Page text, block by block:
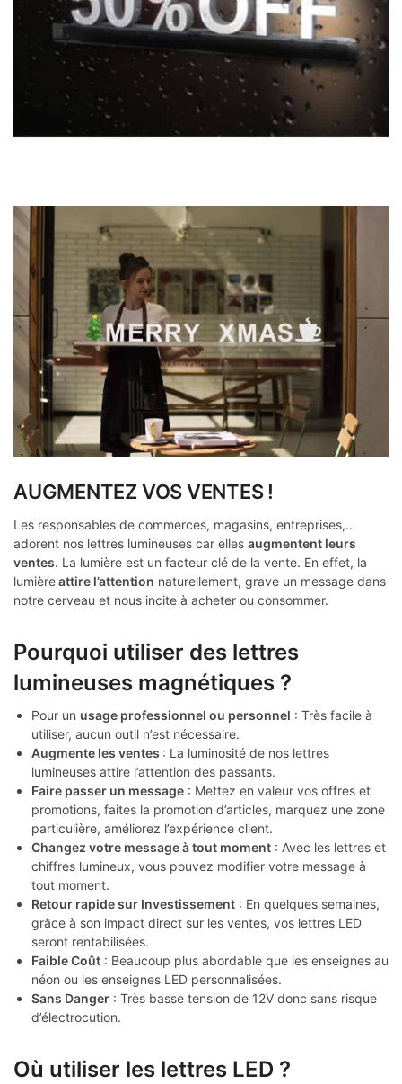
AUGMENTEZ VOS VENTES !
Les responsables de commerces, magasins, entreprises,…
adorent nos lettres lumineuses car elles augmentent leurs
ventes. La lumière est un facteur clé de la vente. En effet, la
lumièreattire l’attention naturellement, grave un message dans
notre cerveau et nous incite à acheter ou consommer.
Pourquoi utiliser des lettres
lumineuses magnétiques ?
Pour un usage professionnel ou personnel : Très facile à
utiliser, aucun outil n’est nécessaire.
Augmente les ventes : La luminosité de nos lettres
lumineuses attire l’attention des passants.
Faire passer un message : Mettez en valeur vos offres et
promotions, faites la promotion d’articles, marquez une zone
particulière, améliorez l’expérience client.
Changez votre message à tout moment : Avec les lettres et
chiffres lumineux, vous pouvez modifier votre message à
tout moment.
Retour rapide sur Investissement : En quelques semaines,
grâce à son impact direct sur les ventes, vos lettres LED
seront rentabilisées.
Faible Coût : Beaucoup plus abordable que les enseignes au
néon ou les enseignes LED personnalisées.
Sans Danger : Très basse tension de 12V donc sans risque
d’électrocution.
Où utiliser les lettres LED ?